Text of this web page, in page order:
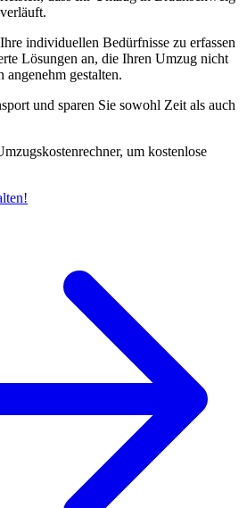
individuellen Bedürfnisse zu erfassen
Lösungen an, die Ihren Umzug nicht
gestalten.
und sparen Sie sowohl Zeit als auch
um kostenlose